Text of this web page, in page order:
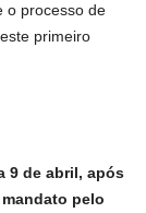
o processo de
primeiro
9 de abril, após
pelo